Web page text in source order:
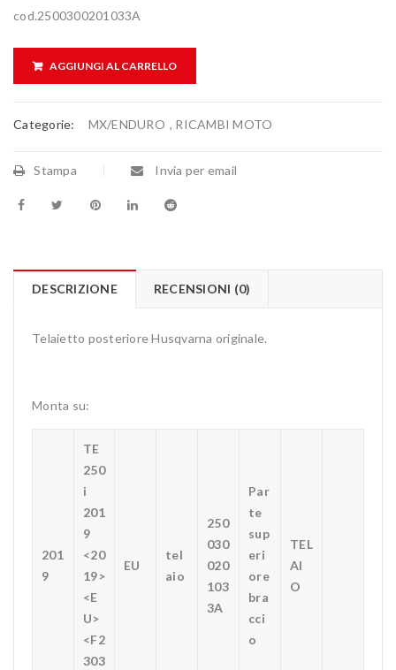
cod.2500300201033A
AGGIUNGI AL CARRELLO
Categorie: MX/ENDURO , RICAMBI MOTO
Stampa Invia per email
DESCRIZIONE RECENSIONI (0)
Telaietto posteriore Husqvarna originale.
Monta su:
201
9
TE
250
i
201
9
<20
19>
<E
U>
<F2
303
EU
tel
aio
250
030
020
103
3A
Par
te
sup
eri
ore
bra
cci
o
TEL
AI
O